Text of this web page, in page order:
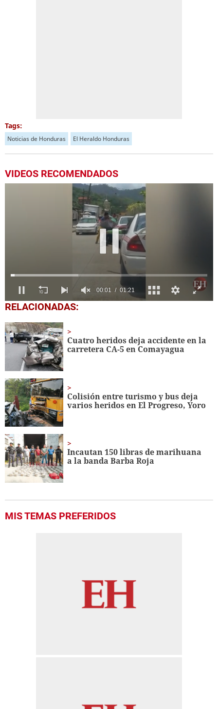
Tags:
Noticias de Honduras El Heraldo Honduras
VIDEOS RECOMENDADOS
0
seconds
1
minute,
21
seconds
RELACIONADAS:
Cuatro heridos deja accidente en la
carretera CA-5 en Comayagua
Colisión entre turismo y bus deja
varios heridos en El Progreso, Yoro
Incautan 150 libras de marihuana
a la banda Barba Roja
MIS TEMAS PREFERIDOS